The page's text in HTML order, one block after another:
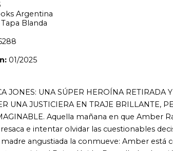
e intentar olvidar las cuestionables decisiones que
angustiada la conmueve: Amber está convencida de
al Reino Unido. Para ella, la obsesión de sus hijos
de cada uno y la repentina lozanía de su piel
Motivada a resolver este enigma, Jessica viaja
una antigua granja. ¿Podría ser esta misteriosa chica
ni esos chicos, ni la relación inestable que
problemas. Y aunque intenta convencerse de que la
de cada promesa de perfección, acecha una